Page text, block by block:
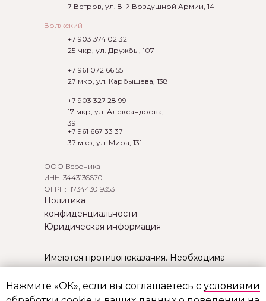
Нажмите «ОК», если вы соглашаетесь с условиями
ООО Вероника
ИНН: 3443136670
ОГРН: 1173443019353
Политика
конфиденциальности
Юридическая информация
Информация, размещенная на сайте, носит исключительно
информационно-рекламный характер и не является офертой
7 Ветров, ул. 8-й Воздушной Армии, 14
Волжский
+7 903 374 02 32
25 мкр, ул. Дружбы, 107
+7 903 327 28 99
17 мкр, ул. Александрова,
39
+7 961 667 33 37
37 мкр, ул. Мира, 131
+7 961 072 66 55
27 мкр, ул. Карбышева, 138
Имеются противопоказания. Необходима
консультация специалиста. 18+